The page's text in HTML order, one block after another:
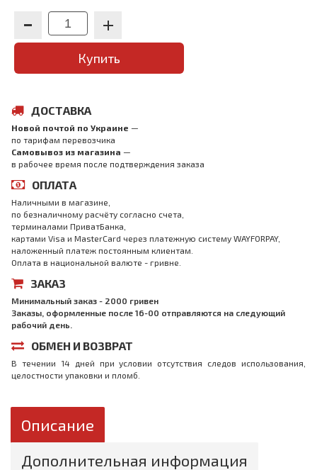
Купить
ДОСТАВКА
Новой почтой по Украине —
по тарифам перевозчика
Самовывоз из магазина —
в рабочее время после подтверждения заказа
ОПЛАТА
Наличными в магазине,
по безналичному расчёту согласно счета,
терминалами ПриватБанка,
картами Visa и MasterCard через платежную систему WAYFORPAY,
наложенный платеж постоянным клиентам.
Оплата в национальной валюте - гривне.
ЗАКАЗ
Минимальный заказ - 2000 гривен
Заказы, оформленные после 16-00 отправляются на следующий
рабочий день.
ОБМЕН И ВОЗВРАТ
В течении 14 дней при условии отсутствия следов использования,
целостности упаковки и пломб.
Описание
Дополнительная информация